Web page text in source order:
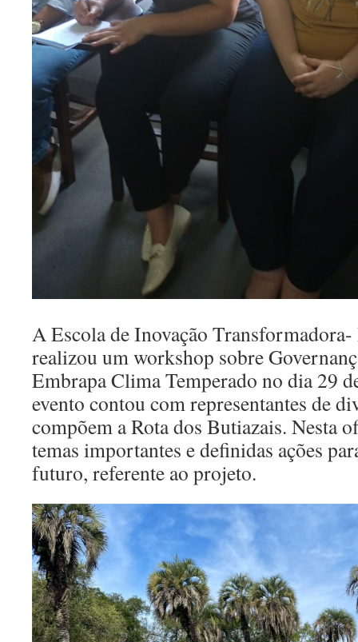
A Escola de Inovação
realizou um workshop sobre
Embrapa Clima Temperado no dia 29
evento contou com representantes de
compõem a Rota dos Butiazais. Nesta
temas importantes e definidas ações
futuro, referente ao projeto.